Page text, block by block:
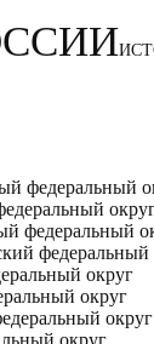
федеральный
федеральный
федеральный
округ
округ
округ